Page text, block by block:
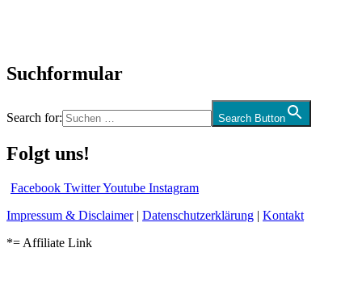
Suchformular
Search for: Search Button
Folgt uns!
Facebook TwitterYoutube Instagram
Impressum & Disclaimer| Datenschutzerklärung | Kontakt
*= Affiliate Link